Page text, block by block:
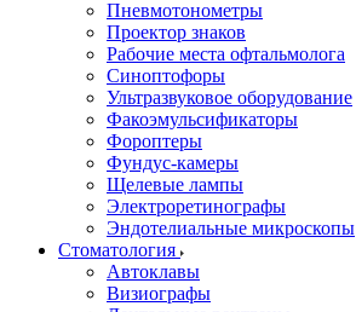
Пневмотонометры
Проектор знаков
Рабочие места офтальмолога
Синоптофоры
Ультразвуковое оборудование
Факоэмульсификаторы
Фороптеры
Фундус-камеры
Щелевые лампы
Электроретинографы
Эндотелиальные микроскопы
Стоматология
Автоклавы
Визиографы